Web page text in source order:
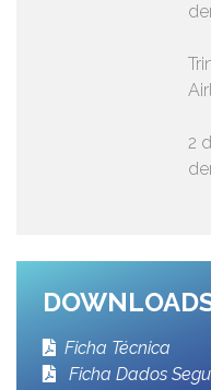
2
Ficha Técnica
Ficha Dados